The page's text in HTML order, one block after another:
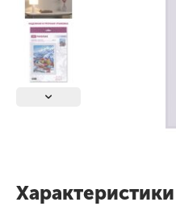
Характеристики